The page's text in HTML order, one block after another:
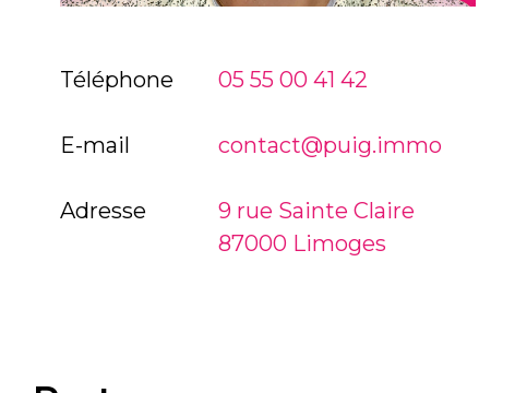
Téléphone 05 55 00 41 42
E-mail contact@puig.immo
Adresse
9 rue Sainte Claire
87000 Limoges